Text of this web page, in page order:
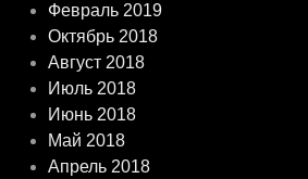
Февраль 2019
Октябрь 2018
Август 2018
Июль 2018
Июнь 2018
Май 2018
Апрель 2018